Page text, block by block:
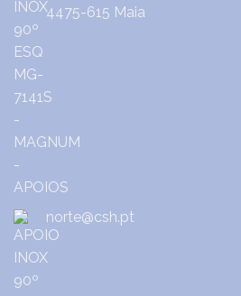
4475-615 Maia
norte@csh.pt